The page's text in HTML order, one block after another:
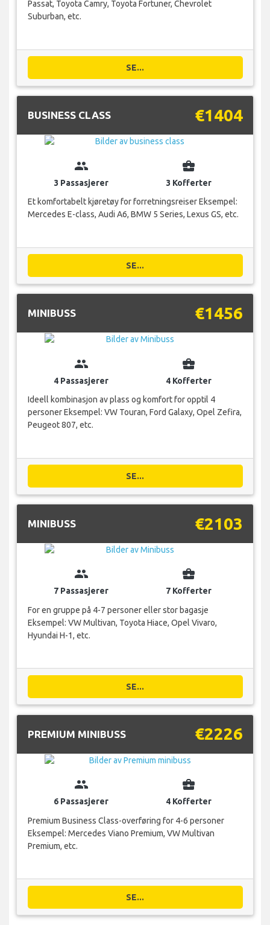
Passat, Toyota Camry, Toyota Fortuner, Chevrolet
Suburban, etc.
SE...
BUSINESS CLASS €1404
group
3 Passasjerer
business_center
3 Kofferter
Et komfortabelt kjøretøy for forretningsreiser Eksempel:
Mercedes E-class, Audi A6, BMW 5 Series, Lexus GS, etc.
SE...
MINIBUSS €1456
group
4 Passasjerer
business_center
4 Kofferter
Ideell kombinasjon av plass og komfort for opptil 4
personer Eksempel: VW Touran, Ford Galaxy, Opel Zefira,
Peugeot 807, etc.
SE...
MINIBUSS €2103
group
7 Passasjerer
business_center
7 Kofferter
For en gruppe på 4-7 personer eller stor bagasje
Eksempel: VW Multivan, Toyota Hiace, Opel Vivaro,
Hyundai H-1, etc.
SE...
PREMIUM MINIBUSS €2226
group
6 Passasjerer
business_center
4 Kofferter
Premium Business Class-overføring for 4-6 personer
Eksempel: Mercedes Viano Premium, VW Multivan
Premium, etc.
SE...